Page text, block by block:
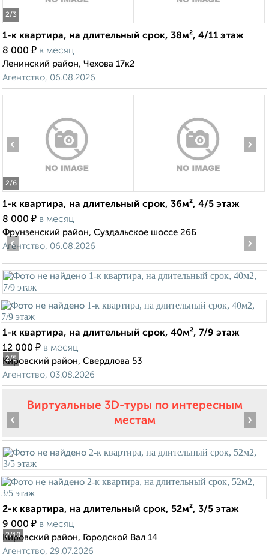
2/3
1-к квартира, на длительный срок, 38м², 4/11 этаж
8 000 ₽ в месяц
Ленинский район, Чехова 17к2
Агентство, 06.08.2026
2/6
‹ ›
1-к квартира, на длительный срок, 36м², 4/5 этаж
8 000 ₽ в месяц
Фрунзенский район, Суздальское шоссе 26Б
Агентство, 06.08.2026
2/5
‹ ›
1-к квартира, на длительный срок, 40м², 7/9 этаж
12 000 ₽ в месяц
Кировский район, Свердлова 53
Агентство, 03.08.2026
Виртуальные 3D-туры по интересным
местам
2/10
‹ ›
2-к квартира, на длительный срок, 52м², 3/5 этаж
9 000 ₽ в месяц
Кировский район, Городской Вал 14
Агентство, 29.07.2026